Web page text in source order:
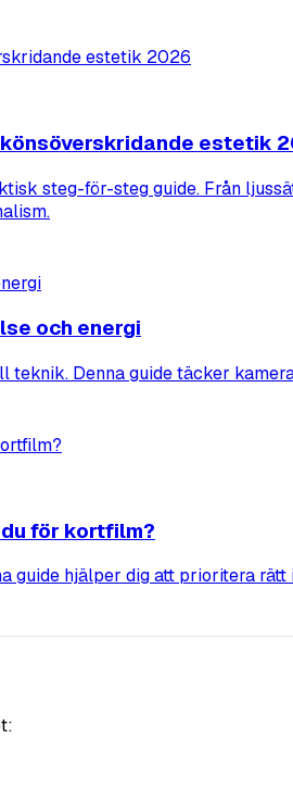
estetik
steg-för-steg guide. Från
och energi
Denna guide täcker
för kortfilm?
guide hjälper dig att prioritera